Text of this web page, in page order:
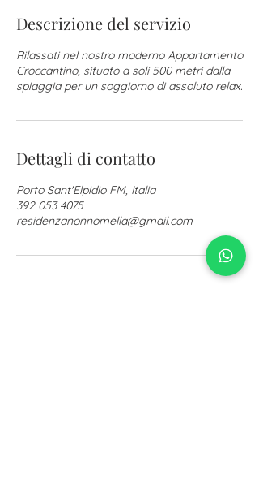
Descrizione del servizio
Rilassati nel nostro moderno Appartamento
Croccantino, situato a soli 500 metri dalla
spiaggia per un soggiorno di assoluto relax.
Dettagli di contatto
Porto Sant'Elpidio FM, Italia
392 053 4075
residenzanonnomella@gmail.com